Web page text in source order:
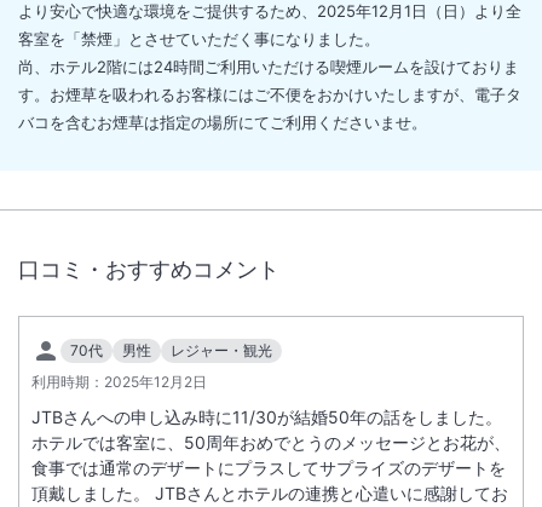
より安心で快適な環境をご提供するため、2025年12月1日（日）より全
客室を「禁煙」とさせていただく事になりました。
尚、ホテル2階には24時間ご利用いただける喫煙ルームを設けておりま
す。お煙草を吸われるお客様にはご不便をおかけいたしますが、電子タ
バコを含むお煙草は指定の場所にてご利用くださいませ。
口コミ・おすすめコメント
70代 男性
レジャー・観光
利用時期： 2025年12月2日
JTBさんへの申し込み時に11/30が結婚50年の話をしました。
ホテルでは客室に、50周年おめでとうのメッセージとお花が、
食事では通常のデザートにプラスしてサプライズのデザートを
頂戴しました。 JTBさんとホテルの連携と心遣いに感謝してお